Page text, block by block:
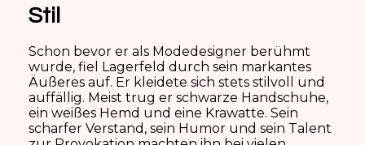
Stil
Schon bevor er als Modedesigner berühmt
wurde, fiel Lagerfeld durch sein markantes
Äußeres auf. Er kleidete sich stets stilvoll und
auffällig. Meist trug er schwarze Handschuhe,
ein weißes Hemd und eine Krawatte. Sein
scharfer Verstand, sein Humor und sein Talent